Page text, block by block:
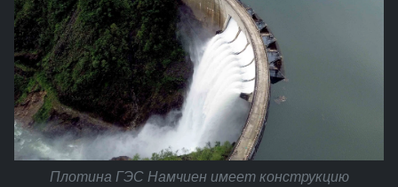
Плотина ГЭС Намчиен имеет конструкцию